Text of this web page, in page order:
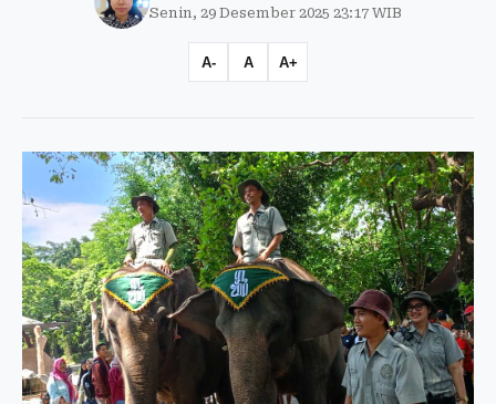
Senin, 29 Desember 2025 23:17 WIB
A- A A+